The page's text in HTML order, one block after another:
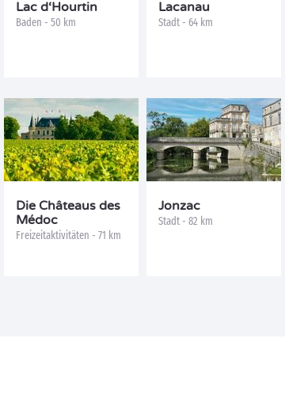
Lac d‘Hourtin
Baden - 50 km
Lacanau
Stadt - 64 km
Die Châteaus des
Médoc
Freizeitaktivitäten - 71 km
Jonzac
Stadt - 82 km